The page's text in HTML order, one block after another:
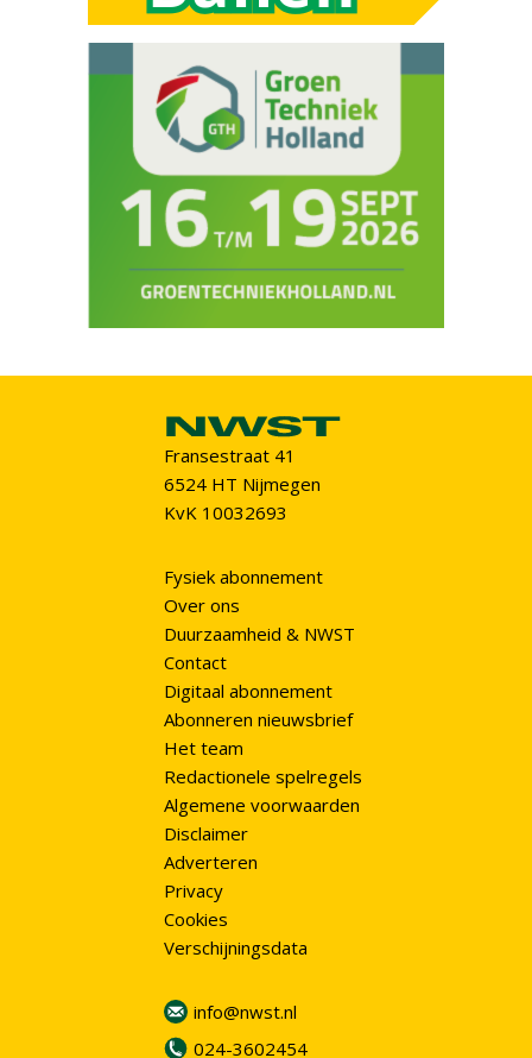
Fransestraat 41
6524 HT Nijmegen
KvK 10032693
Fysiek abonnement
Over ons
Duurzaamheid & NWST
Contact
Digitaal abonnement
Abonneren nieuwsbrief
Het team
Redactionele spelregels
Algemene voorwaarden
Disclaimer
Adverteren
Privacy
Cookies
Verschijningsdata
info@nwst.nl
024-3602454